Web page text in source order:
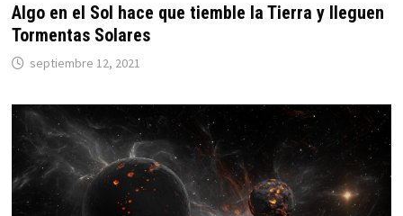
Algo en el Sol hace que tiemble la Tierra y lleguen
Tormentas Solares
septiembre 12, 2021